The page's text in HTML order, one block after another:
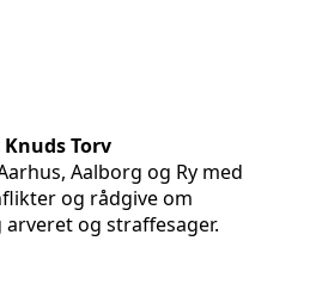
Torv
Aalborg og Ry med
og rådgive om
og straffesager.